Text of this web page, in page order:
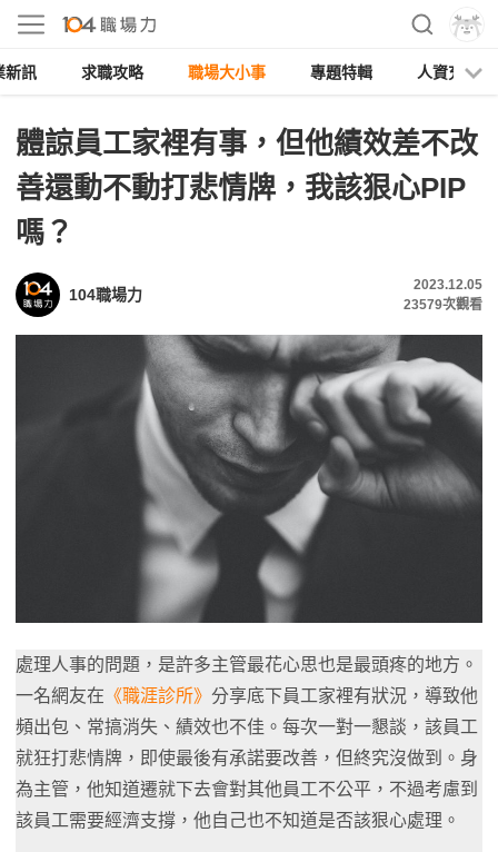
新訊 求職攻略 職場大小事 專題特輯 人資充電
體諒員工家裡有事，但他績效差不改
善還動不動打悲情牌，我該狠心PIP
嗎？
104職場力
2023.12.05
23579次觀看
處理人事的問題，是許多主管最花心思也是最頭疼的地方。
一名網友在 《職涯診所》 分享底下員工家裡有狀況，導致他
頻出包、常搞消失、績效也不佳。每次一對一懇談，該員工
就狂打悲情牌，即使最後有承諾要改善，但終究沒做到。身
為主管，他知道遷就下去會對其他員工不公平，不過考慮到
該員工需要經濟支撐，他自己也不知道是否該狠心處理。